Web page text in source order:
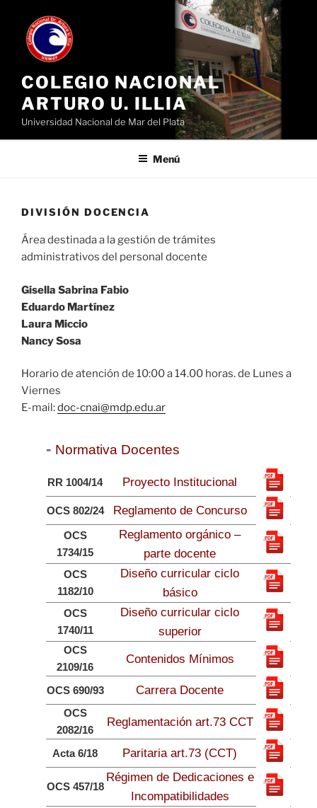
contenido
COLEGIO NACIONAL
ARTURO U. ILLIA
Universidad Nacional de Mar del Plata
Menú
DIVISIÓN DOCENCIA
Área destinada a la gestión de trámites
administrativos del personal docente
Gisella Sabrina Fabio
Eduardo Martínez
Laura Miccio
NancySosa
Horario de atención de 10:00 a 14.00 horas. de Lunes a
Viernes
E-mail:doc-cnai@mdp.edu.ar
Normativa Docentes
RR 1004/14 Proyecto Institucional
OCS 802/24 Reglamento de Concurso
OCS
1734/15
Reglamento orgánico –
parte docente
OCS
1182/10
Diseño curricular ciclo
básico
OCS
1740/11
Diseño curricular ciclo
superior
OCS
2109/16
Contenidos Mínimos
OCS 690/93 Carrera Docente
OCS
2082/16
Reglamentación art.73 CCT
Acta 6/18 Paritaria art.73 (CCT)
OCS 457/18
Régimen de Dedicaciones e
Incompatibilidades